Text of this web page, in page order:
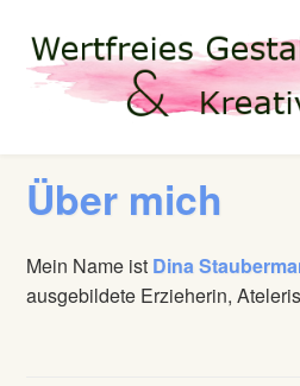
Über mich
Mein Name ist Dina
ausgebildete Erzieherin,